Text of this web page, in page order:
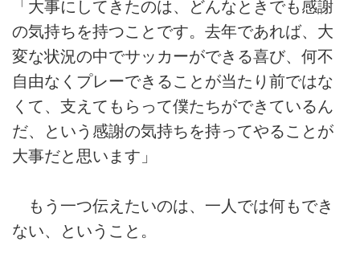
「大事にしてきたのは、どんなときでも感謝
の気持ちを持つことです。去年であれば、大
変な状況の中でサッカーができる喜び、何不
自由なくプレーできることが当たり前ではな
くて、支えてもらって僕たちができているん
だ、という感謝の気持ちを持ってやることが
大事だと思います」
もう一つ伝えたいのは、一人では何もでき
ない、ということ。